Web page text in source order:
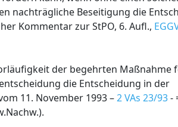
nachträgliche Beseitigung die
Kommentar zur StPO, 6. Aufl.,
der begehrten Maßnahme
die Entscheidung in der
11. November 1993 –2 VAs 23/93-